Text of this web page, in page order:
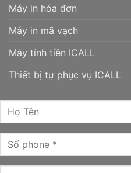
Máy in hóa đơn
Máy in mã vạch
Máy tính tiền ICALL
Thiết bị tự phục vụ ICALL